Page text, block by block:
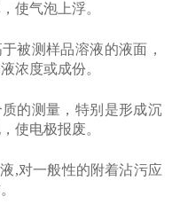
使气泡上浮。
被测样品溶液的液面，
浓度或成份。
的测量，特别是形成沉
使电极报废。
,对一般性的附着沾污应